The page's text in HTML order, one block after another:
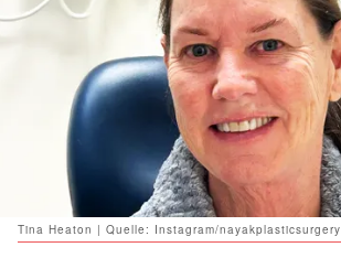
Tina Heaton | Quelle: Instagram/nayakplasticsurgery